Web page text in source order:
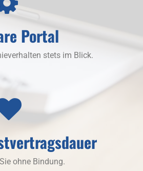
Portal
stets im Blick.
ohne Bindung.